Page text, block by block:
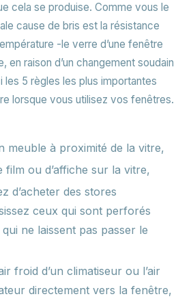
cela se produise. Comme vous le
cause de bris est la résistance
-le verre d’une fenêtre
en raison d’un changement soudain
les 5 règles les plus importantes
lorsque vous utilisez vos fenêtres.
meuble à proximité de la vitre,
film ou d’affiche sur la vitre,
d’acheter des stores
ceux qui sont perforés
ne laissent pas passer le
froid d’un climatiseur ou l’air
directement vers la fenêtre,